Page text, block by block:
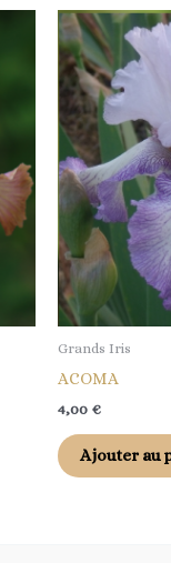
Grands Iris
ACOMA
4,00 €
Ajouter au